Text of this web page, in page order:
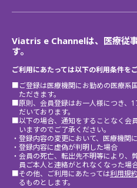
Viatris e Channelは、医療従
す。
ご利用にあたっては以下の利用条件を
■ご登録は医療機関にお勤めの医療系
ただきます。
■原則、会員登録はお一人様につき、
だいております。
■以下の場合、通知をすることなく会
いますのでご了承ください。
・登録内容の変更において、医療機関
・登録内容に虚偽が判明した場合
・会員の死亡、転出先不明等により、
員ご本人と連絡がとれなくなった場
■その他、ご利用にあたっては利用規
るものとします。